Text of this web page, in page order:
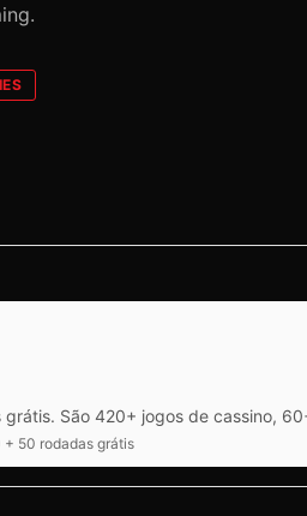
São 420+ jogos de cassino,
50 rodadas grátis